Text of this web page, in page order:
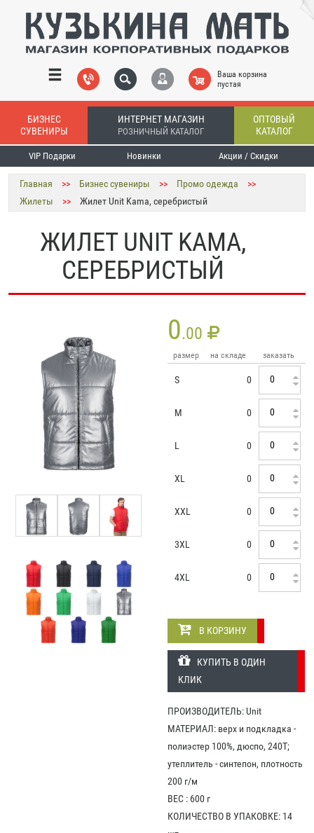
Ваша корзина
пустая
БИЗНЕС
СУВЕНИРЫ
ИНТЕРНЕТ МАГАЗИН
РОЗНИЧНЫЙ КАТАЛОГ
ОПТОВЫЙ
КАТАЛОГ
VIP Подарки Новинки Акции / Скидки
Главная >> Бизнес сувениры >> Промо одежда
>>
Жилеты
>> Жилет Unit Kama, серебристый
ЖИЛЕТ UNIT KAMA,
СЕРЕБРИСТЫЙ
0.00
размер на складе заказать
S 0
M 0
L 0
XL 0
XXL 0
3XL 0
4XL 0
В КОРЗИНУ
КУПИТЬ В ОДИН
КЛИК
ПРОИЗВОДИТЕЛЬ: Unit
МАТЕРИАЛ: верх и подкладка -
полиэстер 100%, дюспо, 240Т;
утеплитель - синтепон, плотность
200 г/м
ВЕС : 600 г
КОЛИЧЕСТВО В УПАКОВКЕ: 14